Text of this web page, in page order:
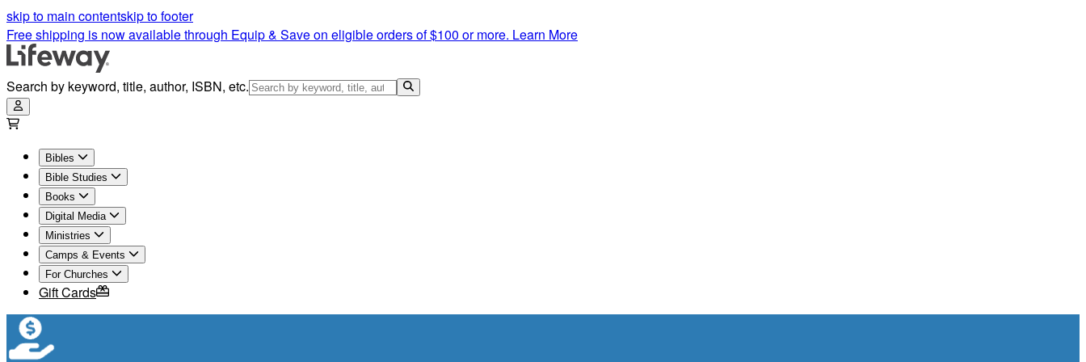
skip to main contentskip to footer
Free shipping is now available through Equip & Save on eligible orders of $100 or more. Learn More
Search by keyword, title, author, ISBN, etc.
Bibles
Bible Studies
Books
Digital Media
Ministries
Camps & Events
For Churches
Gift Cards